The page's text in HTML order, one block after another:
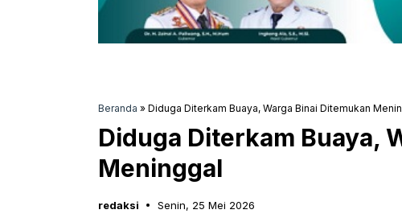
Beranda » Diduga Diterkam Buaya, Warga Binai Ditemukan
Diduga Diterkam Buaya,
Meninggal
redaksi Senin, 25 Mei 2026